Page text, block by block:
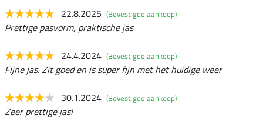
22.8.2025 (Bevestigde aankoop)
Prettige pasvorm, praktische jas
24.4.2024 (Bevestigde aankoop)
Fijne jas. Zit goed en is super fijn met het huidige weer
30.1.2024 (Bevestigde aankoop)
Zeer prettige jas!